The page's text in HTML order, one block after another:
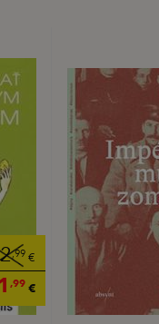
2,99 €
,99 €